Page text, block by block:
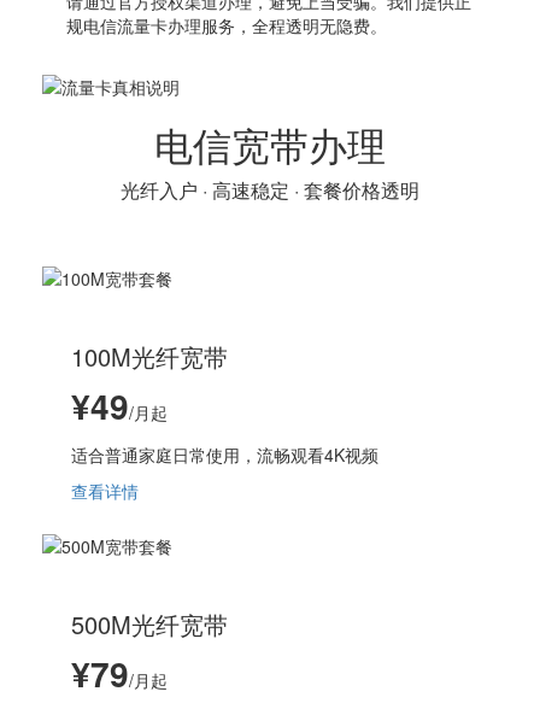
规电信流量卡办理服务，全程透明无隐费。
电信宽带办理
光纤入户 · 高速稳定 · 套餐价格透明
100M光纤宽带
¥49/月起
适合普通家庭日常使用，流畅观看4K视频
查看详情
500M光纤宽带
¥79/月起